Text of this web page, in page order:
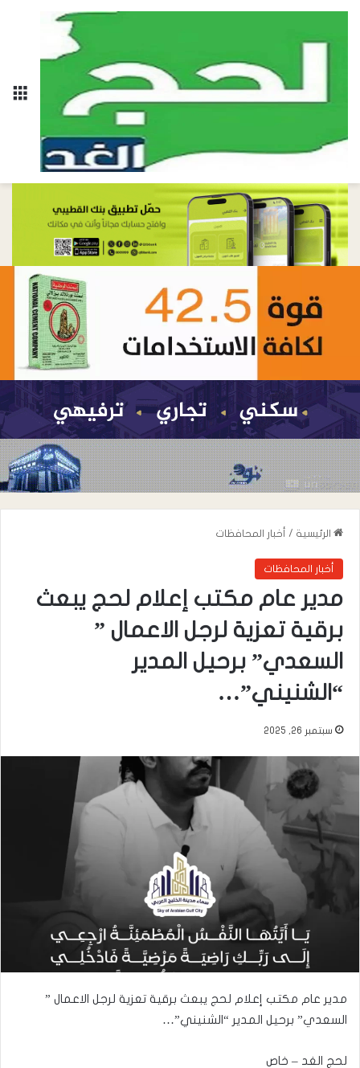
الرئيسية / أخبار المحافظات
أخبار المحافظات
مدير عام مكتب إعلام لحج يبعث
برقية تعزية لرجل الاعمال ”
السعدي” برحيل المدير
“الشنيني”…
سبتمبر 26, 2025
مدير عام مكتب إعلام لحج يبعث برقية تعزية لرجل الاعمال ”
السعدي” برحيل المدير “الشنيني”…
لحج الغد – خاص